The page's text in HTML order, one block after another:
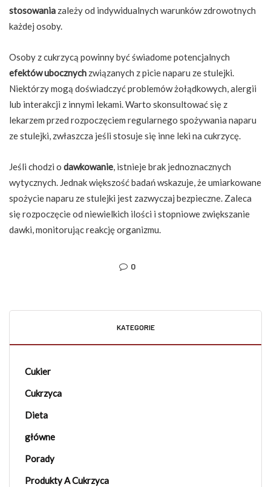
stosowania zależy od indywidualnych warunków zdrowotnych
każdej osoby.
Osoby z cukrzycą powinny być świadome potencjalnych
efektów ubocznych związanych z picie naparu ze stulejki.
Niektórzy mogą doświadczyć problemów żołądkowych, alergii
lub interakcji z innymi lekami. Warto skonsultować się z
lekarzem przed rozpoczęciem regularnego spożywania naparu
ze stulejki, zwłaszcza jeśli stosuje się inne leki na cukrzycę.
Jeśli chodzi o dawkowanie, istnieje brak jednoznacznych
wytycznych. Jednak większość badań wskazuje, że umiarkowane
spożycie naparu ze stulejki jest zazwyczaj bezpieczne. Zaleca
się rozpoczęcie od niewielkich ilości i stopniowe zwiększanie
dawki, monitorując reakcję organizmu.
0
KATEGORIE
Cukier
Cukrzyca
Dieta
główne
Porady
Produkty A Cukrzyca